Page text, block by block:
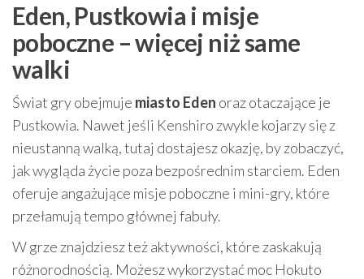
Eden, Pustkowia i misje
poboczne – więcej niż same
walki
Świat gry obejmuje miasto Eden oraz otaczające je
Pustkowia. Nawet jeśli Kenshiro zwykle kojarzy się z
nieustanną walką, tutaj dostajesz okazję, by zobaczyć,
jak wygląda życie poza bezpośrednim starciem. Eden
oferuje angażujące misje poboczne i mini-gry, które
przełamują tempo głównej fabuły.
W grze znajdziesz też aktywności, które zaskakują
różnorodnością. Możesz wykorzystać moc Hokuto